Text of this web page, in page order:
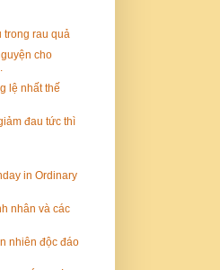
trong rau quả
cho
lệ nhất thế
đau tức thì
in Ordinary
nhân và các
nhiên độc đáo